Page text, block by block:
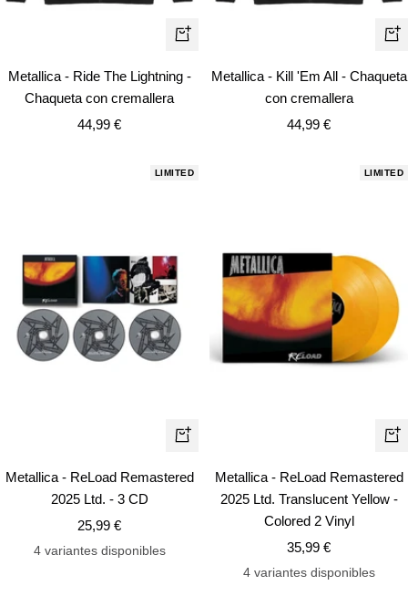
Vista
Metallica - Ride The Lightning -
Chaqueta con cremallera
Precio
44,99 €
Metallica - Kill 'Em All - Chaqueta
con cremallera
Precio
44,99 €
LIMITED
+
Añadir
Metallica - ReLoad Remastered
2025 Ltd. - 3 CD
Precio
de
25,99 €
4 variantes disponibles
LIMITED
+
Metallica - ReLoad Remastered
2025 Ltd. Translucent Yellow -
Colored 2 Vinyl
Precio
de
35,99 €
4 variantes disponibles